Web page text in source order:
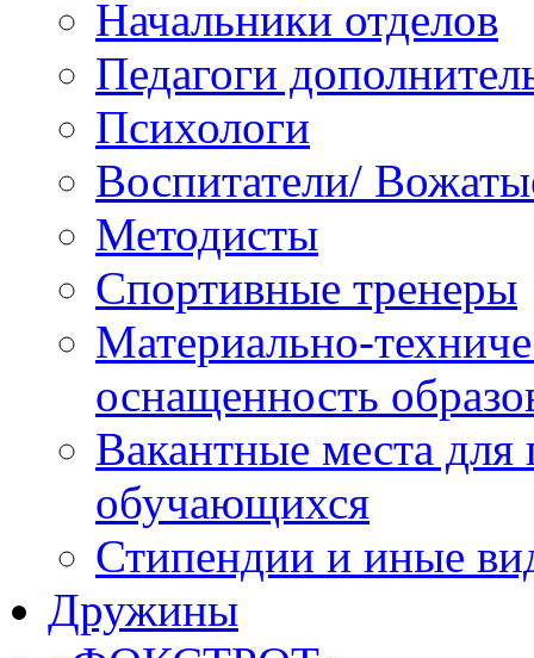
Начальники отделов
Педагоги
Психологи
Воспитатели/
Методисты
Спортивные тренеры
Материально-
оснащенность
Вакантные места для
обучающихся
Стипендии и иные
Дружины